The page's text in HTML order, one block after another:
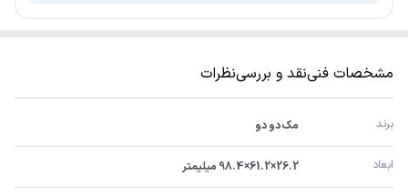
مشخصات فنینقد و بررسینظرات
برند مک دو دو
ابعاد 26.2×61.2×98.4 میلیمتر